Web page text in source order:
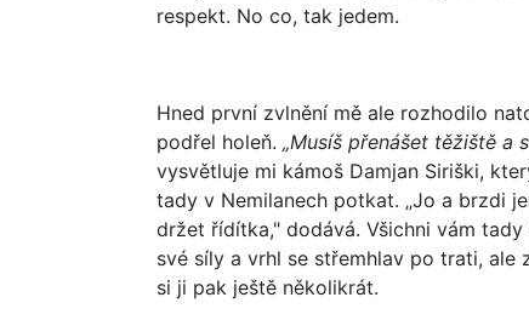
respekt. No co, tak jedem.
Hned první zvlnění mě ale rozhodilo
podřel holeň. „Musíš přenášet těžiště
vysvětluje mi kámoš Damjan Siriški,
tady v Nemilanech potkat. „Jo a brzdi
držet řídítka," dodává. Všichni vám
své síly a vrhl se střemhlav po trati,
si ji pak ještě několikrát.